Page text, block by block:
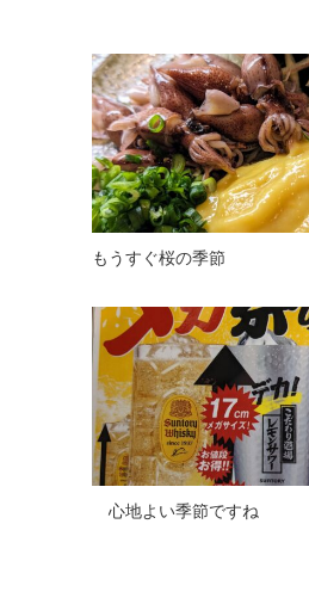
もうすぐ桜の季節
心地よい季節ですね